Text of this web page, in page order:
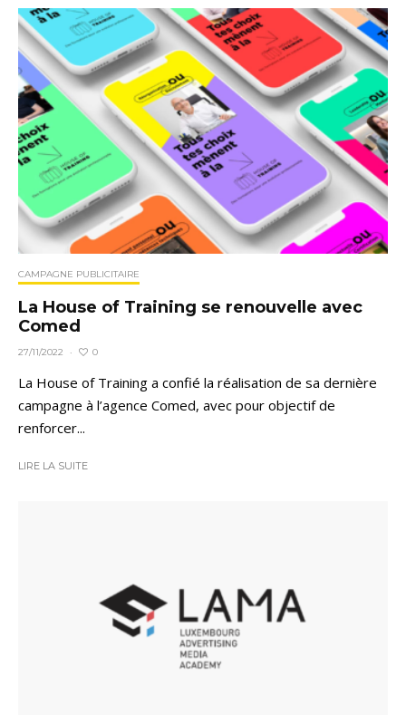
CAMPAGNE PUBLICITAIRE
La House of Training se renouvelle avec
Comed
27/11/2022 · 0
La House of Training a confié la réalisation de sa dernière
campagne à l’agence Comed, avec pour objectif de
renforcer...
LIRE LA SUITE